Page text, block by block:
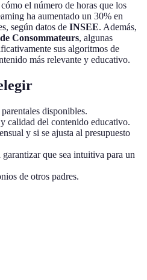
el número de horas que los
ha aumentado un 30% en
según datos de INSEE. Además,
Consommateurs, algunas
sus algoritmos de
más relevante y educativo.
disponibles.
calidad del contenido educativo.
y si se ajusta al presupuesto
que sea intuitiva para un
de otros padres.